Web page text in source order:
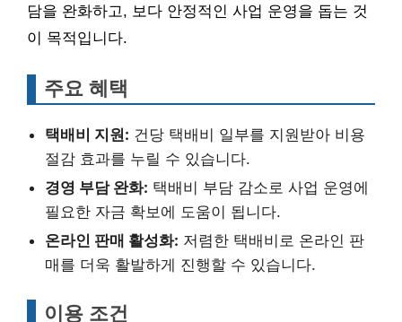
담을 완화하고, 보다 안정적인 사업 운영을 돕는 것
이 목적입니다.
주요 혜택
택배비 지원: 건당 택배비 일부를 지원받아 비용
절감 효과를 누릴 수 있습니다.
경영 부담 완화: 택배비 부담 감소로 사업 운영에
필요한 자금 확보에 도움이 됩니다.
온라인 판매 활성화: 저렴한 택배비로 온라인 판
매를 더욱 활발하게 진행할 수 있습니다.
이용 조건